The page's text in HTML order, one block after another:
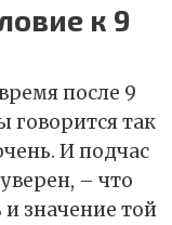
к 9
после 9
говорится так
И подчас
– что
значение той